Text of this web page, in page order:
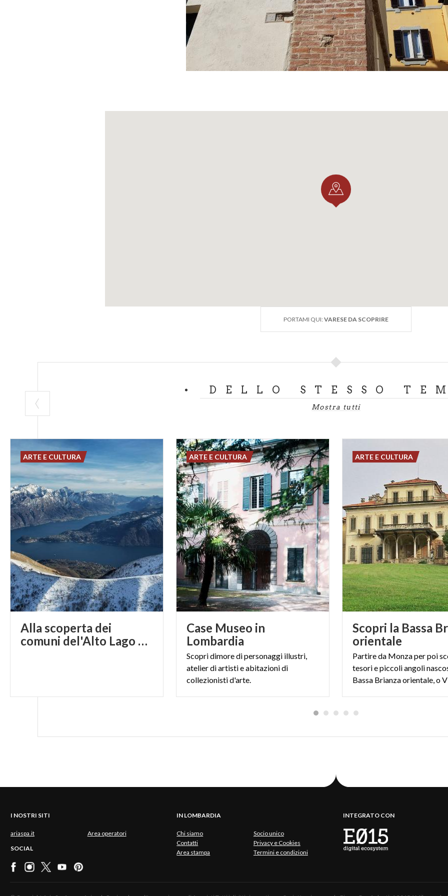
Testo a cura di ERIKA MONTEDORO, guida
abilitata
ConfGuide-GITEC
PORTAMI QUI: VARESE DA SCOPRIRE
DELLO STESSO
Mostra tutti
Alla scoperta dei
comuni del'Alto Lago di Como
ARTE E CULTURA
Case Museo in
Lombardia
Scopri dimore di personaggi illustri,
atelier di artisti e abitazioni di
collezionisti d'arte.
ARTE E CULTURA
Scopri la Bassa
orientale
Partire da Monza per poi
tesori e piccoli angoli
ARTE E CULTURA
I NOSTRI SITI
ariaspa.it Area operatori
SOCIAL
IN LOMBARDIA
Chi siamo
Socio unico
Contatti
Privacy e Cookies
Area stampa
Termini e condizioni
INTEGRATO CON